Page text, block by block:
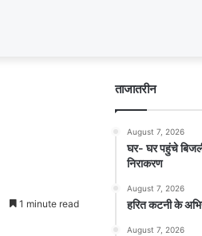
1 minute read
ताजातरीन
August 7, 2026
घर- घर पहुंचे
निराकरण
August 7, 2026
हरित कटनी के
August 7, 2026